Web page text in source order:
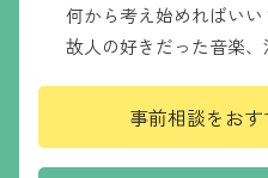
何から考え始めればいい
故人の好きだった音楽、
事前相談をお